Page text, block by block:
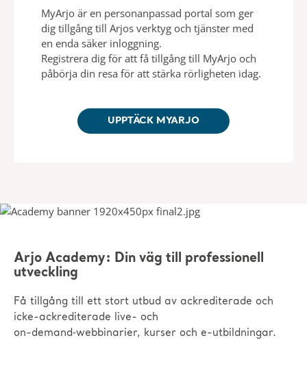
MyArjo är en personanpassad portal som ger
dig tillgång till Arjos verktyg och tjänster med
en enda säker inloggning.
Registrera dig för att få tillgång till MyArjo och
påbörja din resa för att stärka rörligheten idag.
UPPTÄCK MYARJO
Arjo Academy: Din väg till professionell
utveckling
Få tillgång till ett stort utbud av ackrediterade och
icke-ackrediterade live- och
on-demand‑webbinarier, kurser och e-utbildningar.